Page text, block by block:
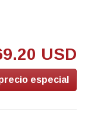
USD
especial